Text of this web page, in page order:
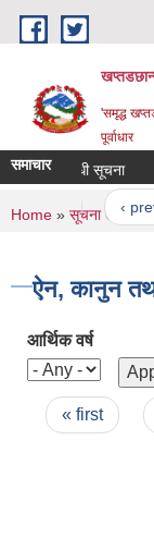
Skip to main content
'समृद्ध
पूर्वाधार
समाचार
दर्ता सम्बन्धी सूचना
« first ‹
You are
Home » सूचना तथा
ऐन, कानुन
आर्थिक वर्ष
Pages
« first